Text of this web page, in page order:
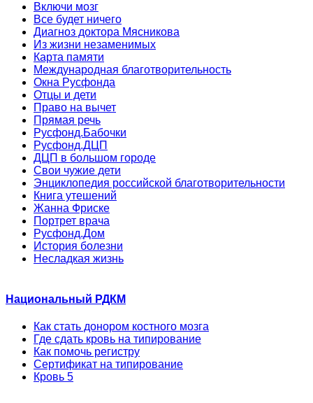
Включи мозг
Все будет ничего
Диагноз доктора Мясникова
Из жизни незаменимых
Карта памяти
Международная благотворительность
Окна Русфонда
Отцы и дети
Право на вычет
Прямая речь
Русфонд.Бабочки
Русфонд.ДЦП
ДЦП в большом городе
Свои чужие дети
Энциклопедия российской благотворительности
Книга утешений
Жанна Фриске
Портрет врача
Русфонд.Дом
История болезни
Несладкая жизнь
Национальный РДКМ
Как стать донором костного мозга
Где сдать кровь на типирование
Как помочь регистру
Сертификат на типирование
Кровь 5